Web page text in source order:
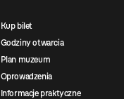
Kup bilet
Godziny otwarcia
Plan muzeum
Oprowadzenia
Informacje praktyczne